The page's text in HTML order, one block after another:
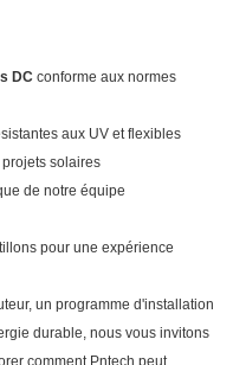
DCconforme aux normes
aux UV et flexibles
projets solaires
de notre équipe
pour une expérience
un programme d'installation
durable, nous vous invitons